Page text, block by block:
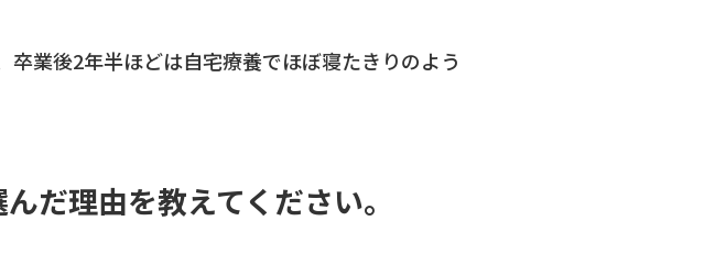
業後2年半ほどは自宅療養でほぼ寝たきりのよう
だ理由を教えてください。